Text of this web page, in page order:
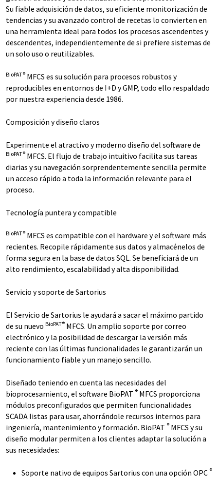
Su fiable adquisición de datos, su eficiente monitorización de
tendencias y su avanzado control de recetas lo convierten en
una herramienta ideal para todos los procesos ascendentes y
descendentes, independientemente de si prefiere sistemas de
un solo uso o reutilizables.
BioPAT® MFCS es su solución para procesos robustos y
reproducibles en entornos de I+D y GMP, todo ello respaldado
por nuestra experiencia desde 1986.
Composición y diseño claros
Experimente el atractivo y moderno diseño del software de
BioPAT® MFCS. El flujo de trabajo intuitivo facilita sus tareas
diarias y su navegación sorprendentemente sencilla permite
un acceso rápido a toda la información relevante para el
proceso.
Tecnología puntera y compatible
BioPAT® MFCS es compatible con el hardware y el software más
recientes. Recopile rápidamente sus datos y almacénelos de
forma segura en la base de datos SQL. Se beneficiará de un
alto rendimiento, escalabilidad y alta disponibilidad.
Servicio y soporte de Sartorius
El Servicio de Sartorius le ayudará a sacar el máximo partido
de su nuevo BioPAT® MFCS. Un amplio soporte por correo
electrónico y la posibilidad de descargar la versión más
reciente con las últimas funcionalidades le garantizarán un
funcionamiento fiable y un manejo sencillo.
Diseñado teniendo en cuenta las necesidades del
bioprocesamiento, el software BioPAT ® MFCS proporciona
módulos preconfigurados que permiten funcionalidades
SCADA listas para usar, ahorrándole recursos internos para
ingeniería, mantenimiento y formación. BioPAT ® MFCS y su
diseño modular permiten a los clientes adaptar la solución a
sus necesidades:
Soporte nativo de equipos Sartorius con una opción OPC ®